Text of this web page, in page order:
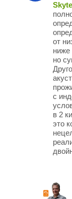
от
ниже
но
с
в 2
это